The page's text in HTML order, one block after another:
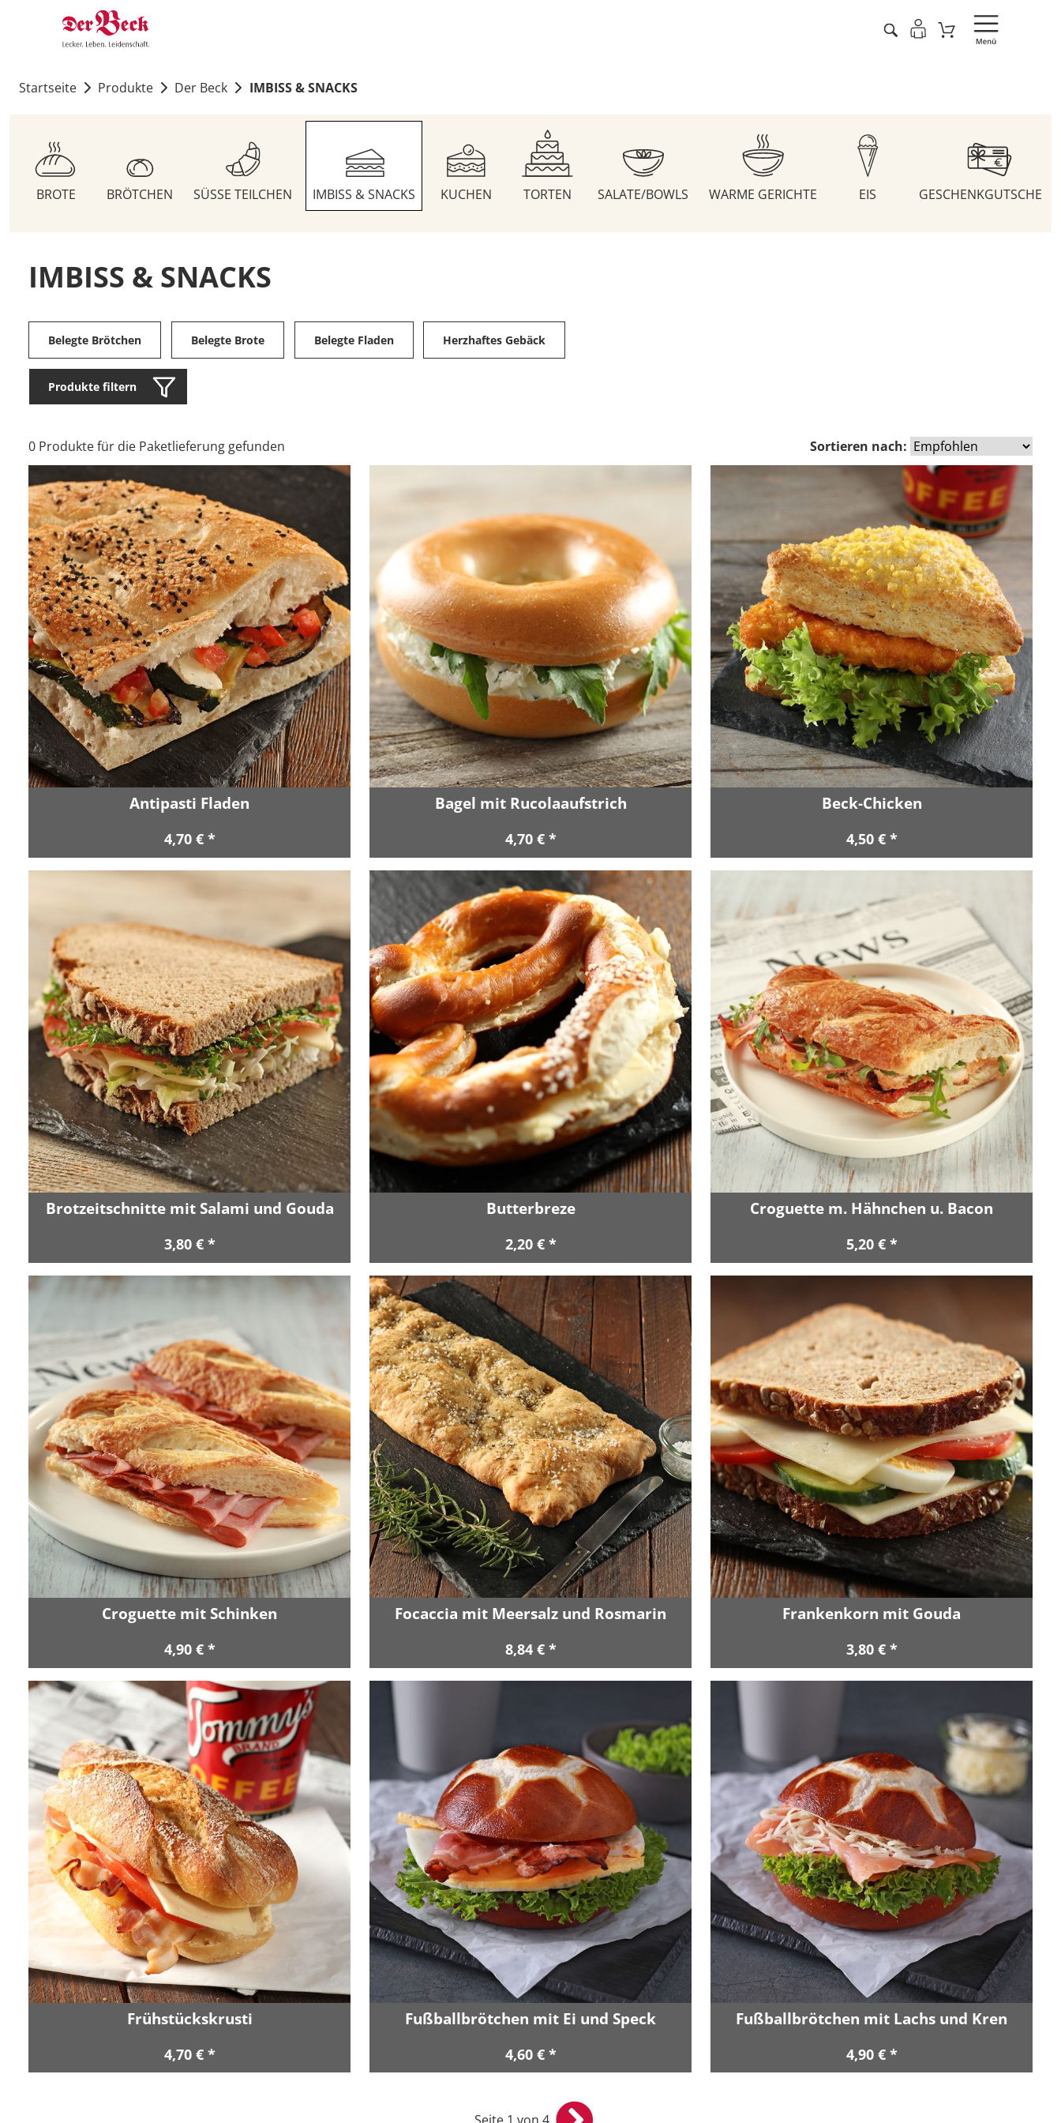
Startseite Produkte Der Beck IMBISS & SNACKS
BROTE BRÖTCHEN SÜSSE TEILCHEN IMBISS & SNACKS KUCHEN TORTEN SALATE/BOWLS WARME GERICHTE EIS GESCHENKGUTSCHEINE
IMBISS & SNACKS
Belegte Brötchen Belegte Brote Belegte Fladen Herzhaftes Gebäck
Produkte filtern
0 Produkte für die Paketlieferung gefunden Sortieren nach:
Antipasti Fladen
4,70 € *
Bagel mit Rucolaaufstrich
4,70 € *
Beck-Chicken
4,50 € *
Brotzeitschnitte mit Salami und Gouda
3,80 € *
Butterbreze
2,20 € *
Croguette m. Hähnchen u. Bacon
5,20 € *
Croguette mit Schinken
4,90 € *
Focaccia mit Meersalz und Rosmarin
8,84 € *
Frankenkorn mit Gouda
3,80 € *
Frühstückskrusti
4,70 € *
Fußballbrötchen mit Ei und Speck
4,60 € *
Fußballbrötchen mit Lachs und Kren
4,90 € *